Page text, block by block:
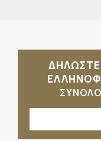
ΔΗΛΩΣΤΕ